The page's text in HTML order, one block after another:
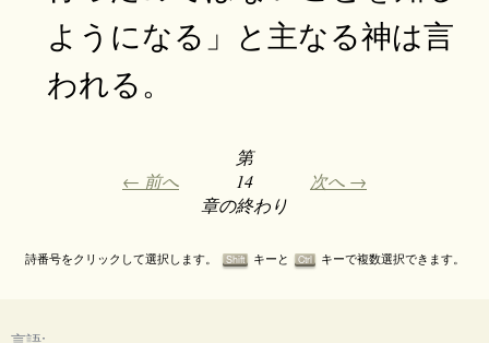
ようになる」と主なる神は言
われる。
← 前へ
第
14
章の終わり
次へ →
詩番号をクリックして選択します。 Shift キーと Ctrl キーで複数選択できます。